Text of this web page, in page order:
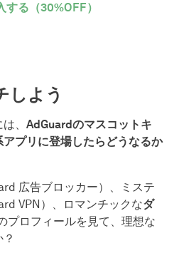
る（30%OFF）
しよう
、 AdGuardのマスコットキ
プリに登場したらどうなるか
広告ブロッカー）、ミステ
VPN）、ロマンチックなダ
プロフィールを見て、理想な